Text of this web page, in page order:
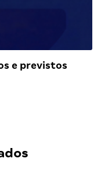
e previstos